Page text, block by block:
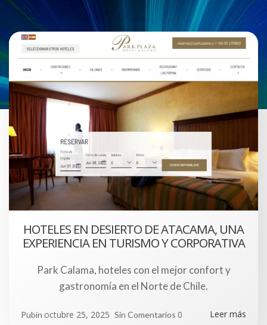
HOTELES EN DESIERTO DE ATACAMA, UNA
EXPERIENCIA EN TURISMO Y CORPORATIVA
Park Calama, hoteles con el mejor confort y
gastronomía en el Norte de Chile.
Pubin octubre 25, 2025 Sin Comentarios 0 Leer más